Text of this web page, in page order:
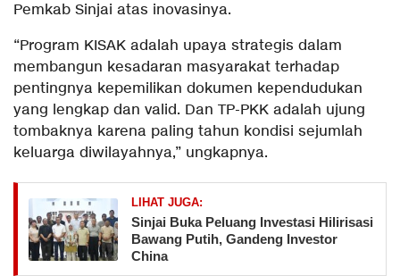
Pemkab Sinjai atas inovasinya.
“Program KISAK adalah upaya strategis dalam
membangun kesadaran masyarakat terhadap
pentingnya kepemilikan dokumen kependudukan
yang lengkap dan valid. Dan TP-PKK adalah ujung
tombaknya karena paling tahun kondisi sejumlah
keluarga diwilayahnya,” ungkapnya.
LIHAT JUGA:
Sinjai Buka Peluang Investasi Hilirisasi
Bawang Putih, Gandeng Investor
China